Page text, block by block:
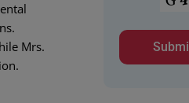
Mrs.